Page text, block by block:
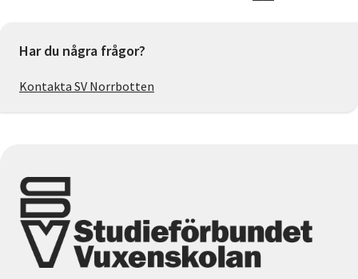
Har du några frågor?
Kontakta SV Norrbotten